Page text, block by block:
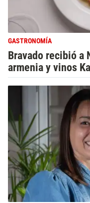
GASTRONOMÍA
Bravado recibió a
armenia y vinos